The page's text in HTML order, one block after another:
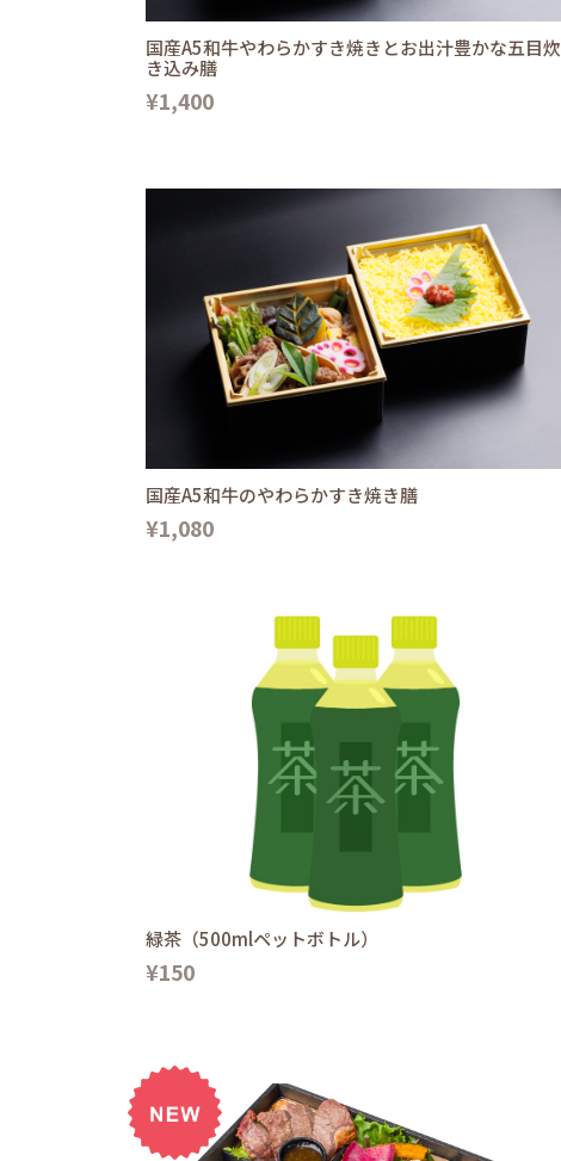
国産A5和牛やわらかすき焼きとお出汁豊かな五目炊
き込み膳
¥1,400
国産A5和牛のやわらかすき焼き膳
¥1,080
緑茶（500mlペットボトル）
¥150